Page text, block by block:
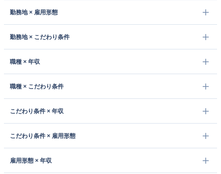
勤務地 × 雇用形態
勤務地 × こだわり条件
職種 × 年収
職種 × こだわり条件
こだわり条件 × 年収
こだわり条件 × 雇用形態
雇用形態 × 年収